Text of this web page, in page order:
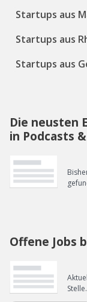
Startups aus
Startups aus
Startups aus
Die neusten
in Podcasts
Offene Jobs
Stelle.